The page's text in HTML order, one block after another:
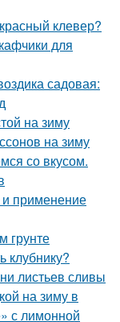
клевер?
для
садовая:
на зиму
на зиму
со вкусом.
и применение
грунте
клубнику?
листьев сливы
на зиму в
с лимонной